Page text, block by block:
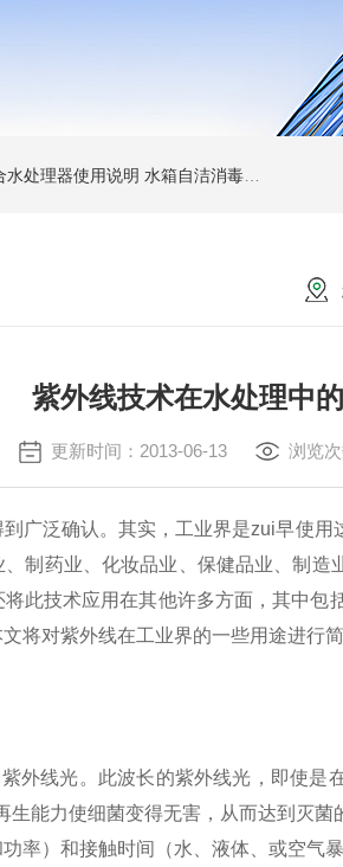
处理器使用说明 水箱自洁消毒器 a型全程
紫外线技术在水处理中
更新时间：2013-06-13 浏览
广泛确认。其实，工业界是zui早使
制药业、化妆品业、保健品业、制
此技术应用在其他许多方面，其中
将对紫外线在工业界的一些用途进行简
线光。此波长的紫外线光，即使是
能力使细菌变得无害，从而达到灭菌
率）和接触时间（水、液体、或空气